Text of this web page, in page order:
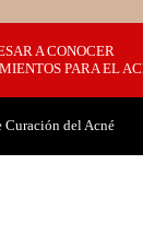
A CONOCER
PARA EL
Curación del Acné